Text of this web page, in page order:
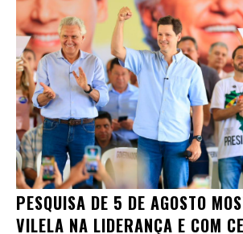
PESQUISA DE 5 DE AGOSTO
VILELA NA LIDERANÇA E COM